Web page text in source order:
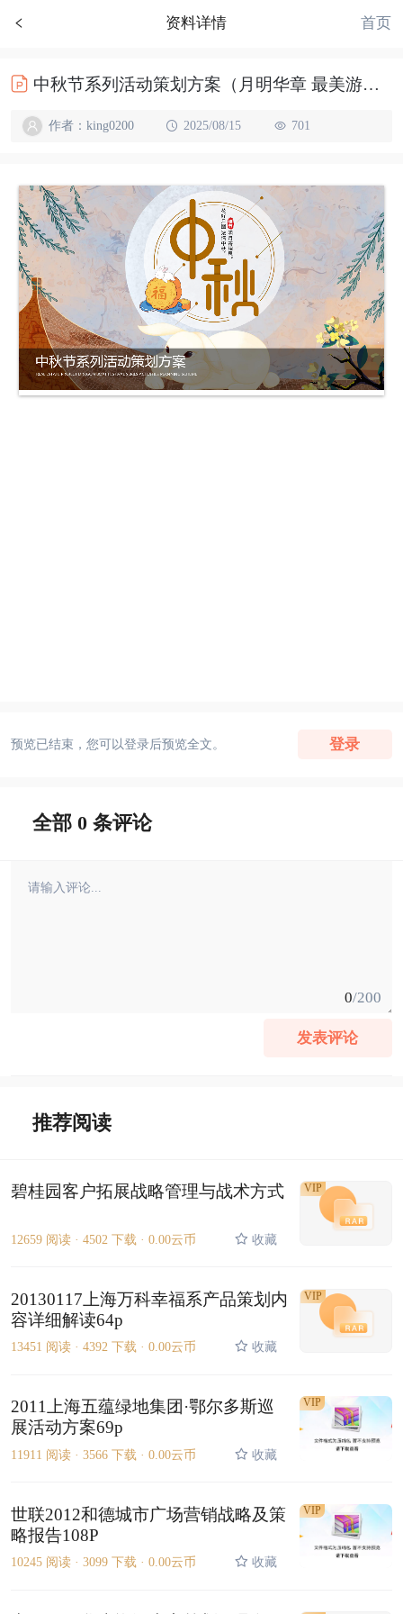
资料详情 首页
中秋节系列活动策划方案（月明华章 最美游园）
作者：king0200 2025/08/15 701
预览已结束，您可以登录后预览全文。 登录
全部 0 条评论
0/200
发表评论
推荐阅读
碧桂园客户拓展战略管理与战术方式
12659 阅读 · 4502 下载 · 0.00云币 收藏
VIP
20130117上海万科幸福系产品策划内
容详细解读64p
13451 阅读 · 4392 下载 · 0.00云币 收藏
VIP
2011上海五蕴绿地集团·鄂尔多斯巡
展活动方案69p
11911 阅读 · 3566 下载 · 0.00云币 收藏
VIP
世联2012和德城市广场营销战略及策
略报告108P
10245 阅读 · 3099 下载 · 0.00云币 收藏
VIP